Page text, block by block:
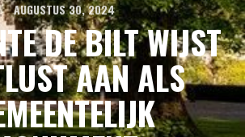
AUGUSTUS 30, 2024
DE BILT WIJST
AAN ALS